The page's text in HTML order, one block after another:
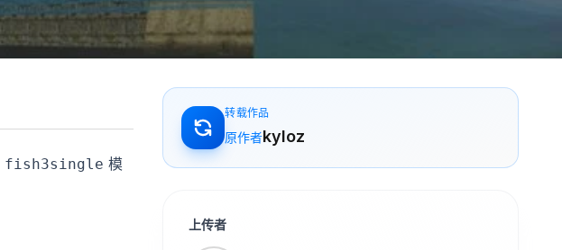
fish3single 模
转载作品
原作者kyloz
上传者